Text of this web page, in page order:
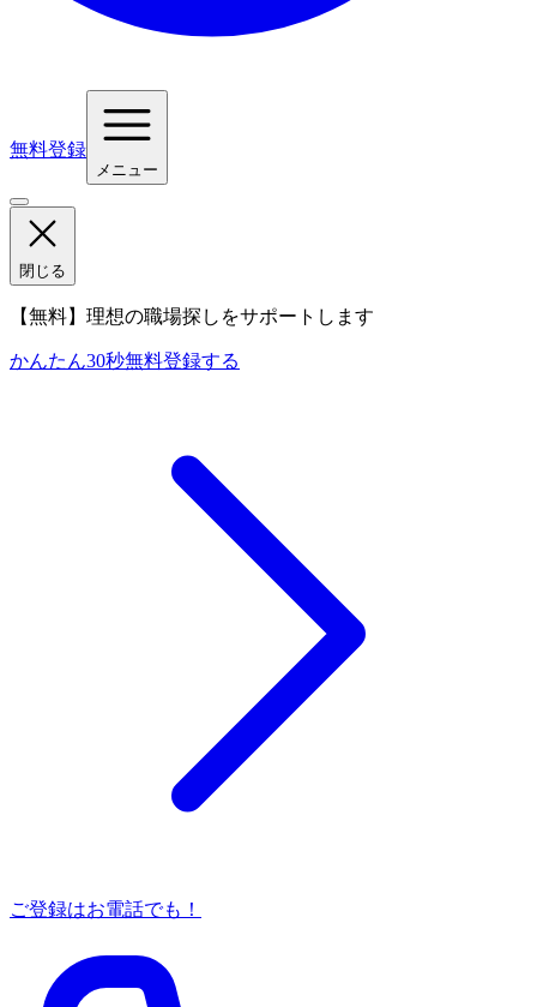
無料登録
メニュー
閉じる
【無料】理想の職場探しをサポートします
かんたん30秒無料登録する
ご登録はお電話でも！